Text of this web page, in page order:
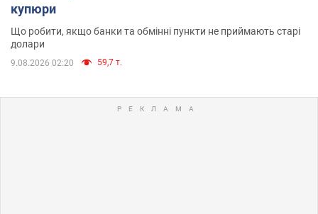
купюри
Що робити, якщо банки та обмінні пункти не приймають старі
долари
9.08.2026 02:20 59,7 т.